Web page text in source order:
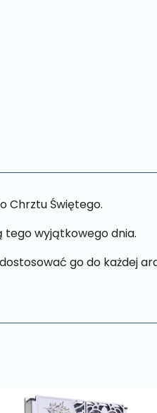
Chrztu Świętego.
tego wyjątkowego dnia.
go do każdej